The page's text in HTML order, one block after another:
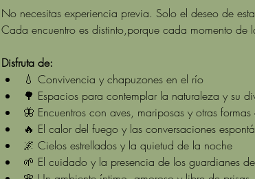
No necesitas experiencia previa. Solo el deseo de
Cada encuentro es distinto,porque cada momento de
Disfruta de:
💧 Convivencia y chapuzones en el río
🌳 Espacios para contemplar la naturaleza y su
🦋 Encuentros con aves, mariposas y otras
🔥 El calor del fuego y las conversaciones
🌌 Cielos estrellados y la quietud de la noche
🌱 El cuidado y la presencia de los guardianes